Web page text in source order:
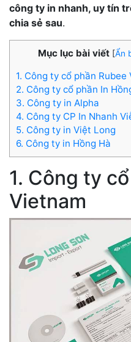
công ty in nhanh, uy tín
chia sẻ sau.
Mục lục bài viết [Ẩn
1. Công ty cổ phần Rubee
2. Công ty cổ phần In
3. Công ty in Alpha
4. Công ty CP In Nhanh
5. Công ty in Việt Long
6. Công ty in Hồng Hà
1. Công ty
Vietnam